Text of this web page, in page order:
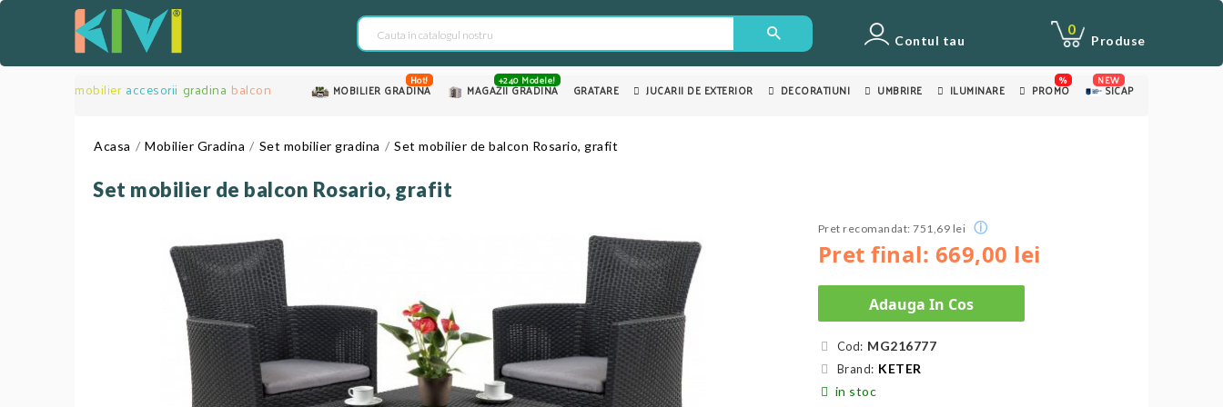
Contul tau Produse
0
mobilier accesorii gradina balcon MOBILIER GRADINA
Hot!
MAGAZII GRADINA
+240 Modele!
GRATARE JUCARII DE EXTERIOR DECORATIUNI UMBRIRE ILUMINARE PROMO
%
SICAP
NEW
Acasa Mobilier Gradina Set mobilier gradina Set mobilier de balcon Rosario, grafit
Set mobilier de balcon Rosario, grafit
Pret final: 669,00 lei
Pret recomandat: 751,69 lei ⓘ
Adauga In Cos
Cod: MG216777
Brand: KETER
in stoc